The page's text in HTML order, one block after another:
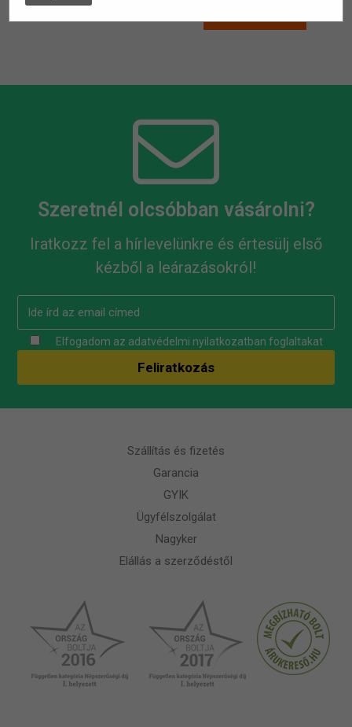
Szeretnél olcsóbban vásárolni?
Iratkozz fel a hírlevelünkre és értesülj első
kézből a leárazásokról!
Elfogadom az adatvédelmi nyilatkozatban foglaltakat
Szállítás és fizetés
Garancia
GYIK
Ügyfélszolgálat
Nagyker
Elállás a szerződéstől